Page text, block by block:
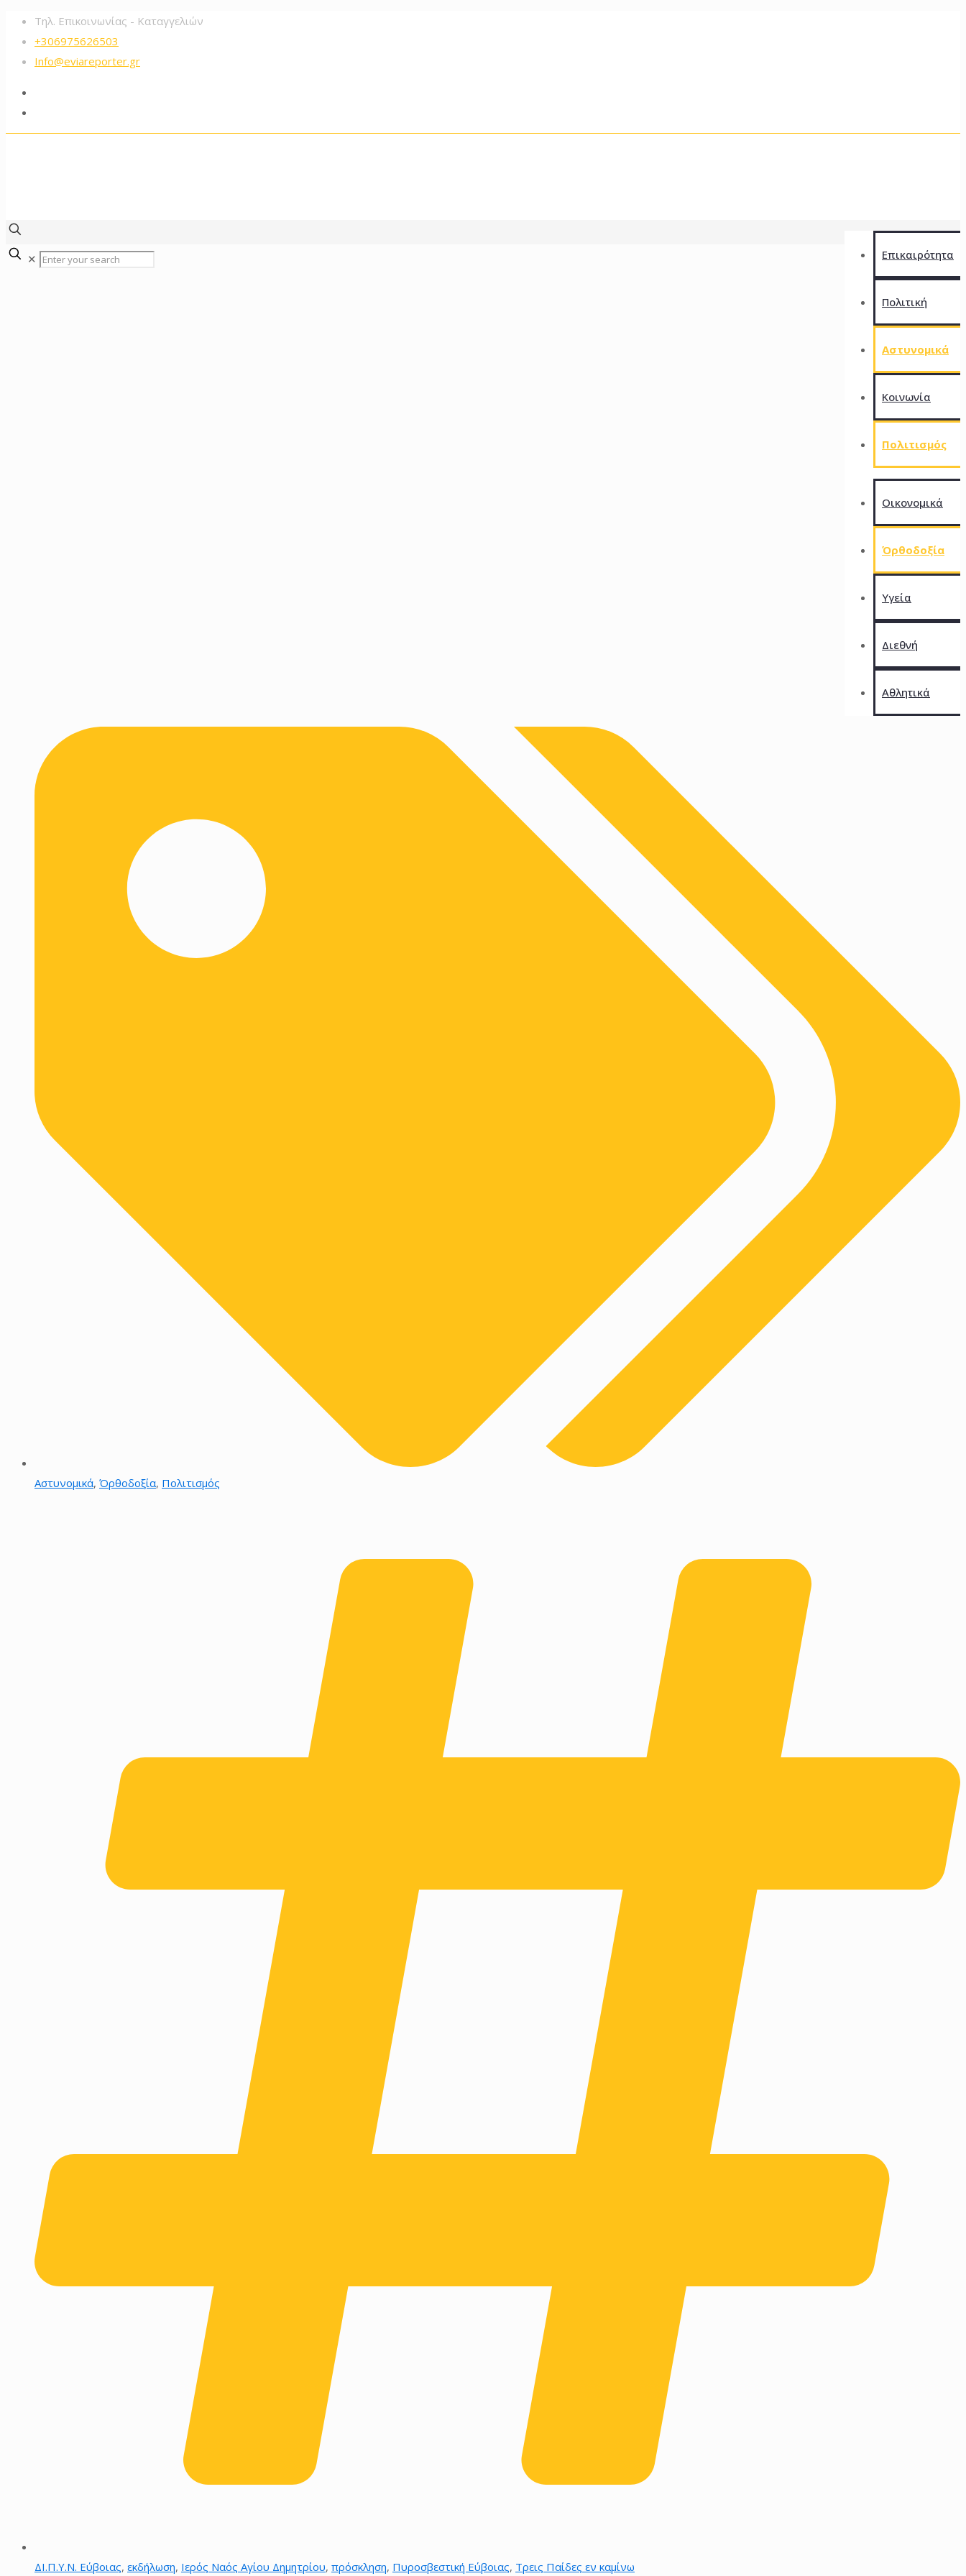
Τηλ. Επικοινωνίας - Καταγγελιών
+306975626503‬
Info@eviareporter.gr
Επικαιρότητα
Πολιτική
Αστυνομικά
Kοινωνία
Πολιτισμός
Οικονομικά
Όρθοδοξία
Υγεία
Διεθνή
Αθλητικά
✕
Αστυνομικά, Όρθοδοξία, Πολιτισμός
ΔΙ.Π.Υ.Ν. Εύβοιας, εκδήλωση, Ιερός Ναός Αγίου Δημητρίου, πρόσκληση, Πυροσβεστική Εύβοιας, Τρεις Παίδες εν καμίνω